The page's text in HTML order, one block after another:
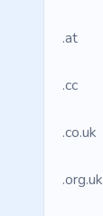
.at
.cc
.co.uk
.org.uk